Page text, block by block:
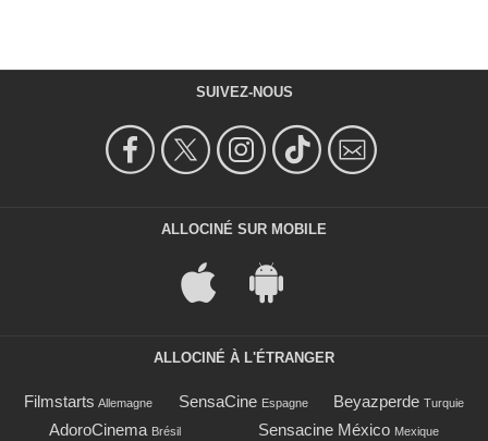
SUIVEZ-NOUS
ALLOCINÉ SUR MOBILE
ALLOCINÉ À L'ÉTRANGER
Filmstarts Allemagne SensaCine Espagne Beyazperde Turquie
AdoroCinema Brésil Sensacine México Mexique